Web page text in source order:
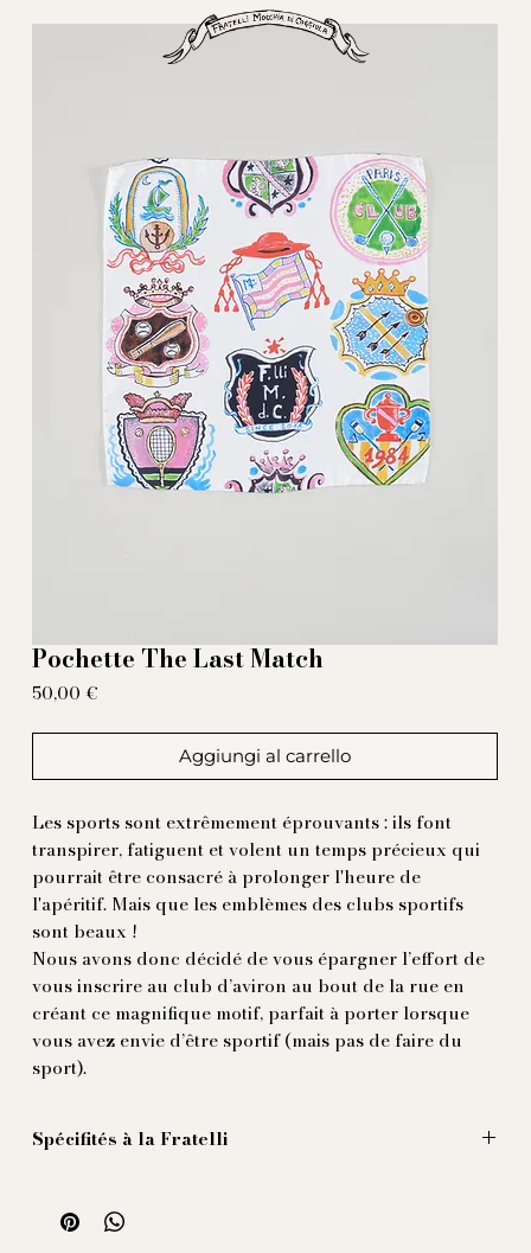
Pochette The Last Match
50,00 €
Aggiungi al carrello
Les sports sont extrêmement éprouvants : ils font
transpirer, fatiguent et volent un temps précieux qui
pourrait être consacré à prolonger l'heure de
l'apéritif. Mais que les emblèmes des clubs sportifs
sont beaux !
Nous avons donc décidé de vous épargner l’effort de
vous inscrire au club d’aviron au bout de la rue en
créant ce magnifique motif, parfait à porter lorsque
vous avez envie d’être sportif (mais pas de faire du
sport).
Spécifités à la Fratelli
sous la privation de sommeil de nos employées
sous-payées.